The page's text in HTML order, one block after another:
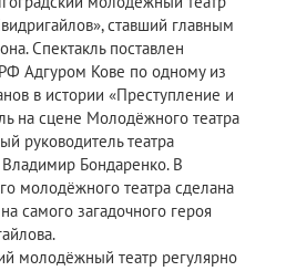
ставший главным
Спектакль поставлен
Адгуром Кове по одному из
в истории «Преступление и
на сцене Молодёжного театра
руководитель театра
Бондаренко. В
молодёжного театра сделана
самого загадочного героя
молодёжный театр регулярно